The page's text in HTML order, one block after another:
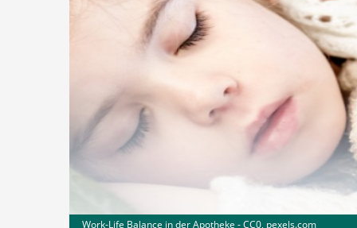
Work-Life Balance in der Apotheke - CC0, pexels.com